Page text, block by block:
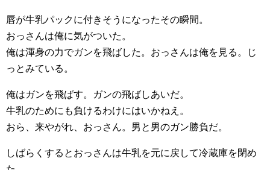
唇が牛乳パックに付きそうになったその瞬間。
おっさんは俺に気がついた。
俺は渾身の力でガンを飛ばした。おっさんは俺を見る。じ
っとみている。
俺はガンを飛ばす。ガンの飛ばしあいだ。
牛乳のためにも負けるわけにはいかねえ。
おら、来やがれ、おっさん。男と男のガン勝負だ。
しばらくするとおっさんは牛乳を元に戻して冷蔵庫を閉め